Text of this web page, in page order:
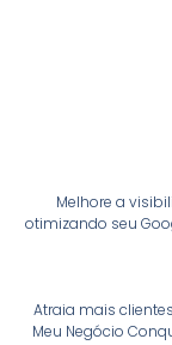
Melhore a
otimizando seu
Atraia mais
Meu Negócio